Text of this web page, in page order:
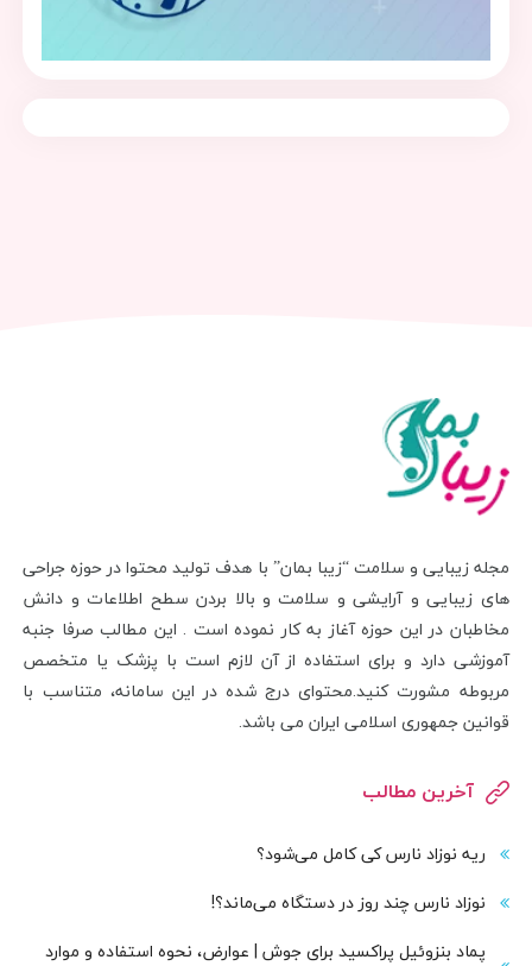
مجله زیبایی و سلامت “زیبا بمان” با هدف تولید محتوا در حوزه جراحی
های زیبایی و آرایشی و سلامت و بالا بردن سطح اطلاعات و دانش
مخاطبان در این حوزه آغاز به کار نموده است . این مطالب صرفا جنبه
آموزشی دارد و برای استفاده از آن لازم است با پزشک یا متخصص
مربوطه مشورت کنید.محتوای درج شده در این سامانه، متناسب با
قوانین جمهوری اسلامی ایران می باشد.
آخرین مطالب
ریه نوزاد نارس کی کامل می‌شود؟
نوزاد نارس چند روز در دستگاه می‌ماند؟!
پماد بنزوئیل پراکسید برای جوش | عوارض، نحوه استفاده و موارد